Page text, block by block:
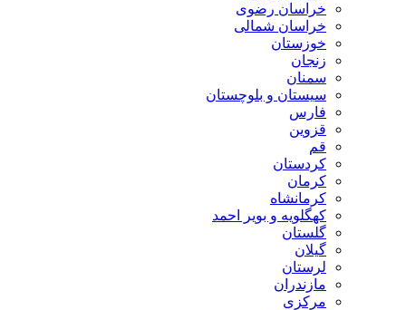
خراسان رضوی
خراسان شمالی
خوزستان
زنجان
سمنان
سیستان و بلوچستان
فارس
قزوین
قم
کردستان
کرمان
کرمانشاه
کهگلویه و بویر احمد
گلستان
گیلان
لرستان
مازندران
مرکزی